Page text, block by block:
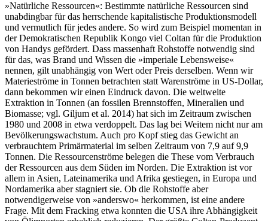
»Natürliche Ressourcen«: Bestimmte natürliche Ressourcen sind
unabdingbar für das herrschende kapitalistische Produktionsmodell
und vermutlich für jedes andere. So wird zum Beispiel momentan in
der Demokratischen Republik Kongo viel Coltan für die Produktion
von Handys gefördert. Dass massenhaft Rohstoffe notwendig sind
für das, was Brand und Wissen die »imperiale Lebensweise«
nennen, gilt unabhängig von Wert oder Preis derselben. Wenn wir
Materieströme in Tonnen betrachten statt Warenströme in US-Dollar,
dann bekommen wir einen Eindruck davon. Die weltweite
Extraktion in Tonnen (an fossilen Brennstoffen, Mineralien und
Biomasse; vgl. Giljum et al. 2014) hat sich im Zeitraum zwischen
1980 und 2008 in etwa verdoppelt. Das lag bei Weitem nicht nur am
Bevölkerungswachstum. Auch pro Kopf stieg das Gewicht an
verbrauchtem Primärmaterial im selben Zeitraum von 7,9 auf 9,9
Tonnen. Die Ressourcenströme belegen die These vom Verbrauch
der Ressourcen aus dem Süden im Norden. Die Extraktion ist vor
allem in Asien, Lateinamerika und Afrika gestiegen, in Europa und
Nordamerika aber stagniert sie. Ob die Rohstoffe aber
notwendigerweise von »anderswo« herkommen, ist eine andere
Frage. Mit dem Fracking etwa konnten die USA ihre Abhängigkeit